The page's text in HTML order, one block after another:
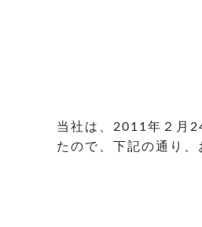
当社は、2011年２月
たので、下記の通り、